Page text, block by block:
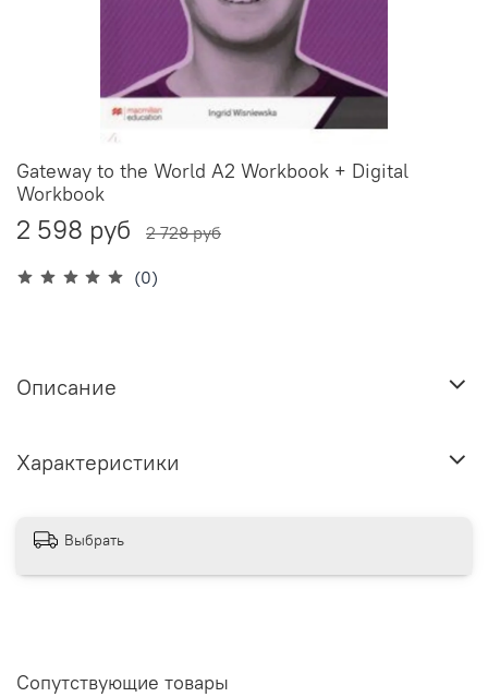
(0)
Gateway to the World A2 Workbook + Digital
Workbook
2 598 руб 2 728 руб
Описание
Характеристики
Выбрать
Сопутствующие товары